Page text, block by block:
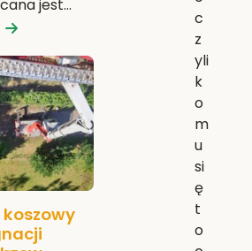
jest…
c
z
yli
k
o
m
u
si
ę
t
o